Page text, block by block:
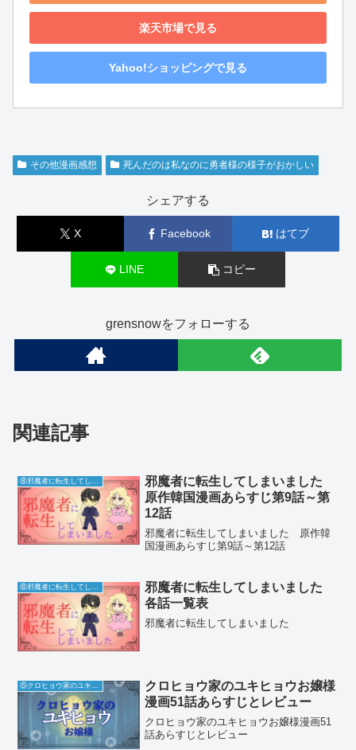
楽天市場で見る
Yahoo!ショッピングで見る
その他漫画感想 死んだのは私なのに勇者様の様子がおかしい
シェアする
X Facebook はてブ
LINE コピー
grensnowをフォローする
関連記事
⑧邪魔者に転生してしまいました
邪魔者に転生してしまいました
原作韓国漫画あらすじ第9話～第
12話
邪魔者に転生してしまいました 原作韓
国漫画あらすじ第9話～第12話
⑧邪魔者に転生してしまいました
邪魔者に転生してしまいました
各話一覧表
邪魔者に転生してしまいました
⑤クロヒョウ家のユキヒョウお嬢様
クロヒョウ家のユキヒョウお嬢様
漫画51話あらすじとレビュー
クロヒョウ家のユキヒョウお嬢様漫画51
話あらすじとレビュー